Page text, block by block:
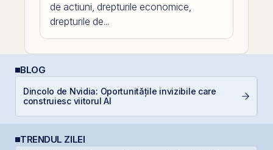
de actiuni, drepturile economice,
drepturile de...
BLOG
Dincolo de Nvidia: Oportunitățile invizibile care
construiesc viitorul AI
TRENDUL ZILEI